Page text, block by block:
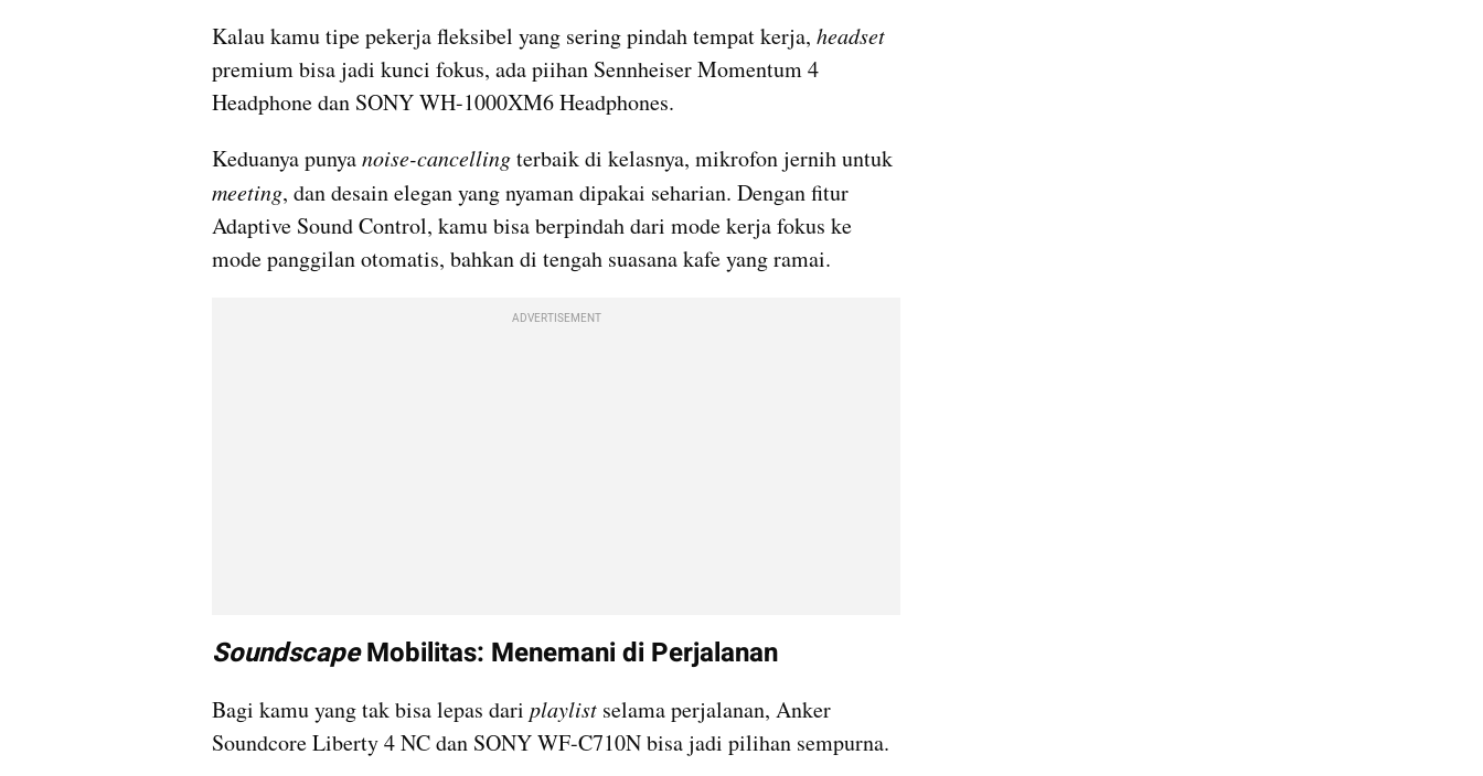
Kalau kamu tipe pekerja fleksibel yang sering pindah tempat kerja, headset
premium bisa jadi kunci fokus, ada piihan Sennheiser Momentum 4
Headphone dan SONY WH-1000XM6 Headphones.
Keduanya punya noise-cancelling
meeting, dan desain elegan yang nyaman dipakai seharian. Dengan fitur
Adaptive Sound Control, kamu bisa berpindah dari mode kerja fokus ke
mode panggilan otomatis, bahkan di tengah suasana kafe yang ramai.
ADVERTISEMENT
Soundscape Mobilitas: Menemani di Perjalanan
Bagi kamu yang tak bisa lepas dari playlist selama perjalanan, Anker
Soundcore Liberty 4 NC dan SONY WF-C710N bisa jadi pilihan sempurna.